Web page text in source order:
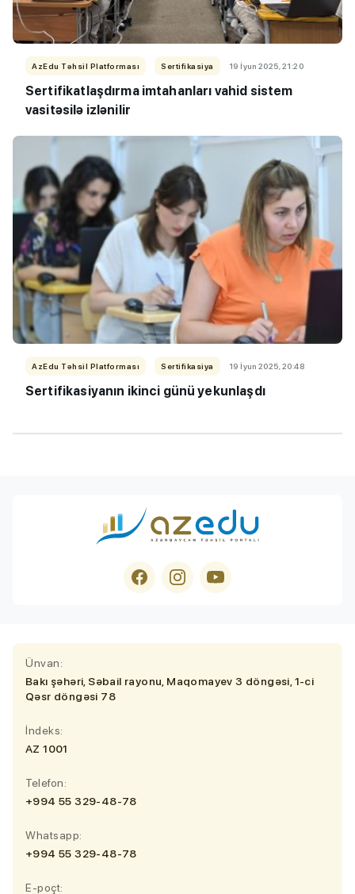
AzEdu Təhsil Platforması Sertifikasiya 19 İyun 2025, 21:20
Sertifikatlaşdırma imtahanları vahid sistem
vasitəsilə izlənilir
AzEdu Təhsil Platforması Sertifikasiya 19 İyun 2025, 20:48
Sertifikasiyanın ikinci günü yekunlaşdı
Ünvan:
Bakı şəhəri, Səbail rayonu, Maqomayev 3 döngəsi, 1-ci
Qəsr döngəsi 78
İndeks:
AZ 1001
Telefon:
+994 55 329-48-78
Whatsapp:
+994 55 329-48-78
E-poçt: